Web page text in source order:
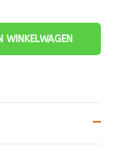
WINKELWAGEN